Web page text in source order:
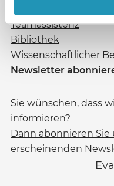
Teamassistenz
Bibliothek
Wissenschaftlicher
Newsletter
Sie wünschen, dass
informieren?
Dann abonnieren
erscheinenden